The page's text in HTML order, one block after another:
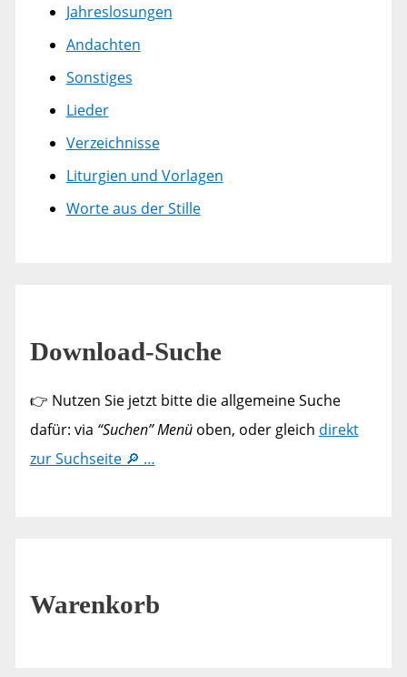
Jahreslosungen
Andachten
Sonstiges
Lieder
Verzeichnisse
Liturgien und Vorlagen
Worte aus der Stille
Download-Suche
👉 Nutzen Sie jetzt bitte die allgemeine Suche
dafür: via “Suchen” Menüoben, oder gleich direkt
zur Suchseite 🔎 …
Warenkorb